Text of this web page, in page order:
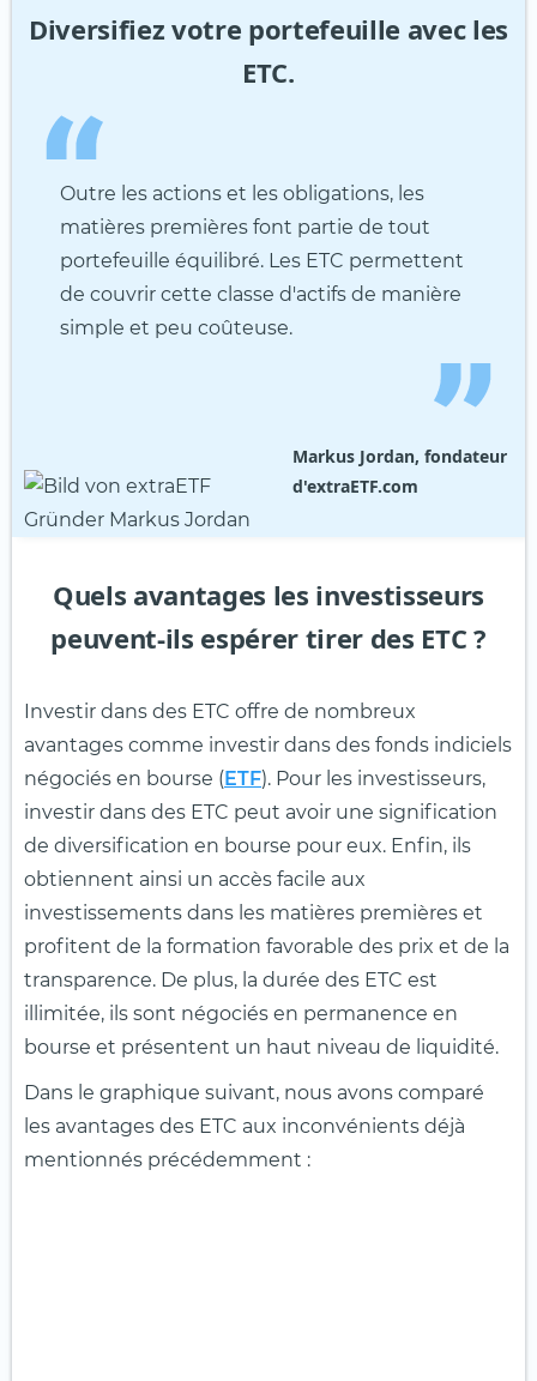
Diversifiez votre portefeuille avec les
ETC.
Markus Jordan, fondateur
d'extraETF.com
Outre les actions et les obligations, les
matières premières font partie de tout
portefeuille équilibré. Les ETC permettent
de couvrir cette classe d'actifs de manière
simple et peu coûteuse.
Quels avantages les investisseurs
peuvent-ils espérer tirer des ETC ?
Investir dans des ETC offre de nombreux
avantages comme investir dans des fonds indiciels
négociés en bourse (ETF). Pour les investisseurs,
investir dans des ETC peut avoir une signification
de diversification en bourse pour eux. Enfin, ils
obtiennent ainsi un accès facile aux
investissements dans les matières premières et
profitent de la formation favorable des prix et de la
transparence. De plus, la durée des ETC est
illimitée, ils sont négociés en permanence en
bourse et présentent un haut niveau de liquidité.
Dans le graphique suivant, nous avons comparé
les avantages des ETC aux inconvénients déjà
mentionnés précédemment :